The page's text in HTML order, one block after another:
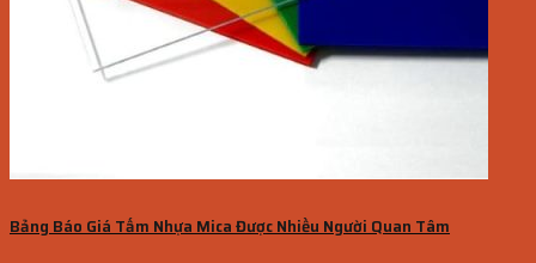
Bảng Báo Giá Tấm Nhựa Mica Được Nhiều Người Quan Tâm